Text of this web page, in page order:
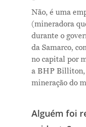
Não, é uma
(mineradora
durante o
da Samarco,
no capital por
a BHP Billiton,
mineração do
Alguém foi